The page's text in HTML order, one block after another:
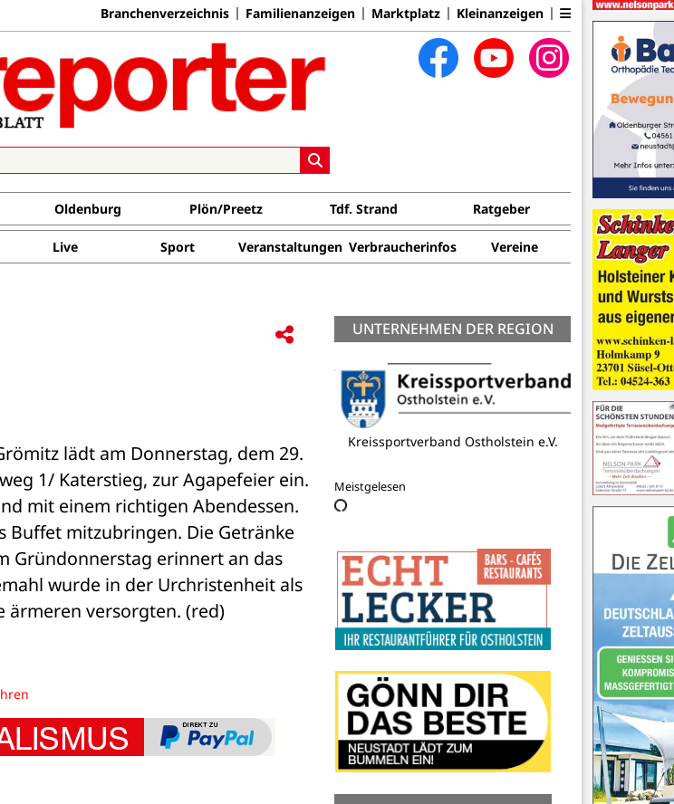
Branchenverzeichnis Familienanzeigen Marktplatz Kleinanzeigen
Oldenburg Plön/Preetz Tdf. Strand Ratgeber
Live Sport Veranstaltungen Verbraucherinfos Vereine
lädt am Donnerstag, dem 29.
1/ Katerstieg, zur Agapefeier ein.
mit einem richtigen Abendessen.
Buffet mitzubringen. Die Getränke
Gründonnerstag erinnert an das
wurde in der Urchristenheit als
ärmeren versorgten. (red)
UNTERNEHMEN DER REGION
Landhaus Kremper Krug
Meistgelesen